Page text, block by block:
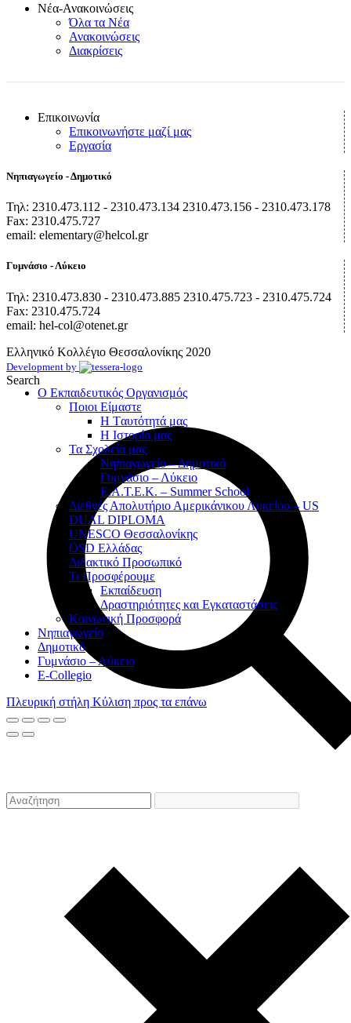
Νέα-Ανακοινώσεις
Όλα τα Νέα
Ανακοινώσεις
Διακρίσεις
Επικοινωνία
Επικοινωνήστε μαζί μας
Εργασία
Νηπιαγωγείο - Δημοτικό
Τηλ: 2310.473.112 - 2310.473.134 2310.473.156 - 2310.473.178
Fax: 2310.475.727
email: elementary@helcol.gr
Γυμνάσιο - Λύκειο
Τηλ: 2310.473.830 - 2310.473.885 2310.475.723 - 2310.475.724
Fax: 2310.475.724
email: hel-col@otenet.gr
Ελληνικό Κολλέγιο Θεσσαλονίκης 2020
Development by
Search
Ο Εκπαιδευτικός Οργανισμός
Ποιοι Είμαστε
Η Tαυτότητά μας
Η Ιστορία μας
Τα Σχολεία μας
Νηπιαγωγείο – Δημοτικό
Γυμνάσιο – Λύκειο
Ε.Α.Τ.Ε.Κ. – Summer School
Διεθνές Απολυτήριο Αμερικάνικου Λυκείου – US
DUAL DIPLOMA
UNESCO Θεσσαλονίκης
ÖSD Ελλάδας
Διδακτικό Προσωπικό
Τι Προσφέρουμε
Eκπαίδευση
Δραστηριότητες και Εγκαταστάσεις
Κοινωνική Προσφορά
Νηπιαγωγείο
Δημοτικό
Γυμνάσιο – Λύκειο
E-Collegio
Πλευρική στήλη Κύλιση προς τα επάνω